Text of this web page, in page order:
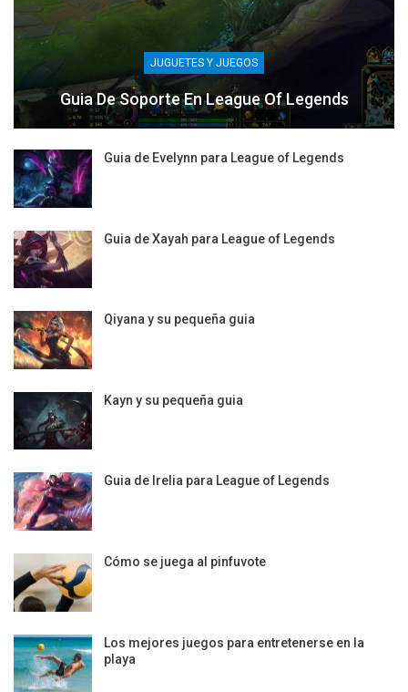
JUGUETES Y JUEGOS
Guia De Soporte En League Of Legends
Guia de Evelynn para League of Legends
Guia de Xayah para League of Legends
Qiyana y su pequeña guia
Kayn y su pequeña guia
Guia de Irelia para League of Legends
Cómo se juega al pinfuvote
Los mejores juegos para entretenerse en la
playa